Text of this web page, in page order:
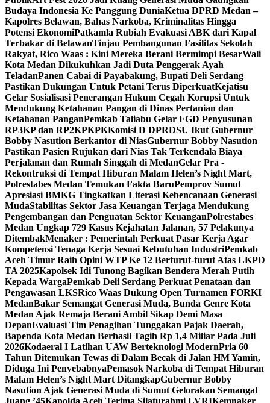
Budaya Indonesia Ke Panggung DuniaKetua DPRD Medan –
Kapolres Belawan, Bahas Narkoba, Kriminalitas Hingga
Potensi EkonomiPatkamla Rubiah Evakuasi ABK dari Kapal
Terbakar di BelawanTinjau Pembangunan Fasilitas Sekolah
Rakyat, Rico Waas : Kini Mereka Berani Bermimpi BesarWali
Kota Medan Dikukuhkan Jadi Duta Penggerak Ayah
TeladanPanen Cabai di Payabakung, Bupati Deli Serdang
Pastikan Dukungan Untuk Petani Terus DiperkuatKejatisu
Gelar Sosialisasi Penerangan Hukum Cegah Korupsi Untuk
Mendukung Ketahanan Pangan di Dinas Pertanian dan
Ketahanan PanganPemkab Taliabu Gelar FGD Penyusunan
RP3KP dan RP2KPKPKKomisi D DPRDSU Ikut Gubernur
Bobby Nasution Berkantor di NiasGubernur Bobby Nasution
Pastikan Pasien Rujukan dari Nias Tak Terkendala Biaya
Perjalanan dan Rumah Singgah di MedanGelar Pra -
Rekontruksi di Tempat Hiburan Malam Helen’s Night Mart,
Polrestabes Medan Temukan Fakta BaruPemprov Sumut
Apresiasi BMKG Tingkatkan Literasi Kebencanaan Generasi
MudaStabilitas Sektor Jasa Keuangan Terjaga Mendukung
Pengembangan dan Penguatan Sektor KeuanganPolrestabes
Medan Ungkap 729 Kasus Kejahatan Jalanan, 57 Pelakunya
DitembakMenaker : Pemerintah Perkuat Pasar Kerja Agar
Kompetensi Tenaga Kerja Sesuai Kebutuhan IndustriPemkab
Aceh Timur Raih Opini WTP Ke 12 Berturut-turut Atas LKPD
TA 2025Kapolsek Idi Tunong Bagikan Bendera Merah Putih
Kepada WargaPemkab Deli Serdang Perkuat Penataan dan
Pengawasan LKSRico Waas Dukung Open Turnamen FORKI
MedanBakar Semangat Generasi Muda, Bunda Genre Kota
Medan Ajak Remaja Berani Ambil Sikap Demi Masa
DepanEvaluasi Tim Penagihan Tunggakan Pajak Daerah,
Bapenda Kota Medan Berhasil Tagih Rp 1,4 Miliar Pada Juli
2026Kodaeral I Latihan UAW Berteknologi ModernPria 60
Tahun Ditemukan Tewas di Dalam Becak di Jalan HM Yamin,
Diduga Ini PenyebabnyaPemasok Narkoba di Tempat Hiburan
Malam Helen’s Night Mart DitangkapGubernur Bobby
Nasution Ajak Generasi Muda di Sumut Gelorakan Semangat
Juang ’45Kapolda Aceh Terima Silaturahmi LVRIKemnaker